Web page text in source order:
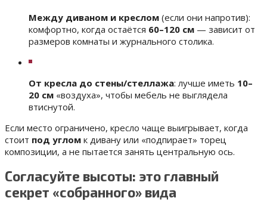
Между диваном и креслом (если они напротив):
комфортно, когда остаётся 60–120 см — зависит от
размеров комнаты и журнального столика.
От кресла до стены/стеллажа: лучше иметь 10–
20 см «воздуха», чтобы мебель не выглядела
втиснутой.
Если место ограничено, кресло чаще выигрывает, когда
стоит под углом к дивану или «подпирает» торец
композиции, а не пытается занять центральную ось.
Согласуйте высоты: это главный
секрет «собранного» вида